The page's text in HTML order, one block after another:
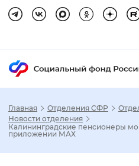
Главная Отделения СФР
Новости отделения
Калининградские пенсионеры
приложении МАХ